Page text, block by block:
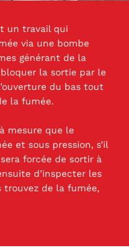
un travail qui
via une bombe
générant de la
la sortie par le
du bas tout
la fumée.
mesure que le
et sous pression, s’il
forcée de sortir à
d’inspecter les
trouvez de la fumée,